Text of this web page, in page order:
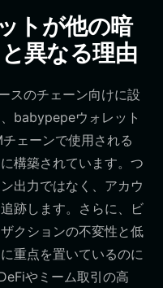
トが他の暗
異なる理由
スのチェーン向けに設
babypepeウォレット
ェーンで使用される
構築されています。つ
出力ではなく、アカウ
跡します。さらに、ビ
クションの不変性と低
重点を置いているのに
やミーム取引の高